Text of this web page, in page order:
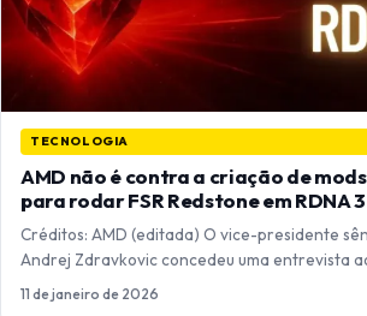
TECNOLOGIA
AMD não é contra a criação de
para rodar FSR Redstone em RDNA 3
Créditos: AMD (editada) O vice-presidente
Andrej Zdravkovic concedeu uma entrevista
11 de janeiro de 2026